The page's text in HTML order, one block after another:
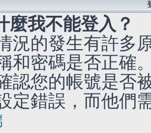
麼我不能登入？
況的發生有許多
和密碼是否正確
認您的帳號是否
定錯誤，而他們